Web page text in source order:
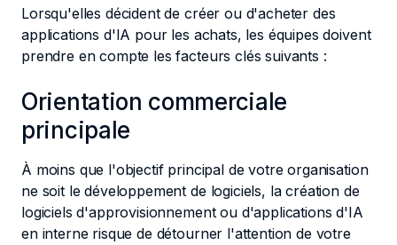
Lorsqu'elles décident de créer ou d'acheter des
applications d'IA pour les achats, les équipes doivent
prendre en compte les facteurs clés suivants :
Orientation commerciale
principale
À moins que l'objectif principal de votre organisation
ne soit le développement de logiciels, la création de
logiciels d'approvisionnement ou d'applications d'IA
en interne risque de détourner l'attention de votre